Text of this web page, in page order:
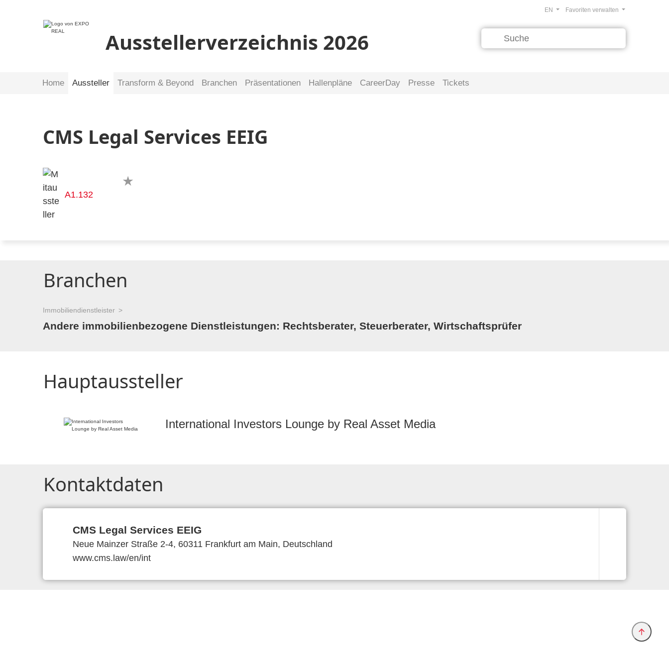
Ausstellerverzeichnis 2026
Favoriten verwalten
EN
Home Aussteller Transform & Beyond Branchen Präsentationen Hallenpläne CareerDay Presse Tickets
CMS Legal Services EEIG
A1.132
Branchen
Immobiliendienstleister
Andere immobilienbezogene Dienstleistungen: Rechtsberater, Steuerberater, Wirtschaftsprüfer
Hauptaussteller
International Investors Lounge by Real Asset Media
Kontaktdaten
CMS Legal Services EEIG
Neue Mainzer Straße 2-4, 60311 Frankfurt am Main, Deutschland
www.cms.law/en/int